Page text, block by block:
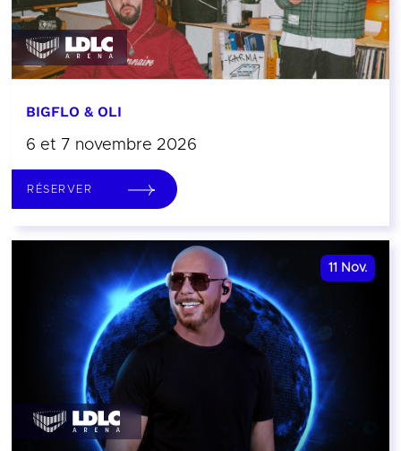
BIGFLO & OLI
6 et 7 novembre 2026
RÉSERVER
11 Nov.